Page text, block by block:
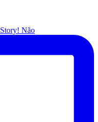
Não